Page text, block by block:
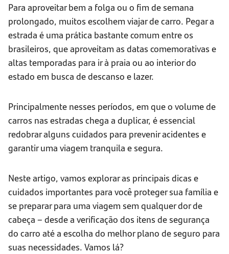
Para aproveitar bem a folga ou o fim de semana
prolongado, muitos escolhem viajar de carro. Pegar a
estrada é uma prática bastante comum entre os
brasileiros, que aproveitam as datas comemorativas e
altas temporadas para ir à praia ou ao interior do
estado em busca de descanso e lazer.
Principalmente nesses períodos, em que o volume de
carros nas estradas chega a duplicar, é essencial
redobrar alguns cuidados para prevenir acidentes e
garantir uma viagem tranquila e segura.
Neste artigo, vamos explorar as principais dicas e
cuidados importantes para você proteger sua família e
se preparar para uma viagem sem qualquer dor de
cabeça – desde a verificação dos itens de segurança
do carro até a escolha do melhor plano de seguro para
suas necessidades. Vamos lá?